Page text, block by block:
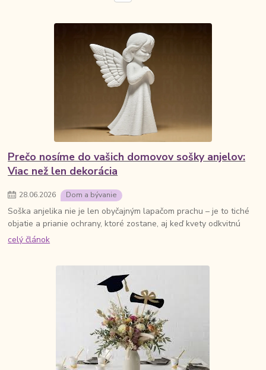
Prečo nosíme do vašich domovov sošky anjelov:
Viac než len dekorácia
28.06.2026 Dom a bývanie
Soška anjelika nie je len obyčajným lapačom prachu – je to tiché
objatie a prianie ochrany, ktoré zostane, aj keď kvety odkvitnú
celý článok